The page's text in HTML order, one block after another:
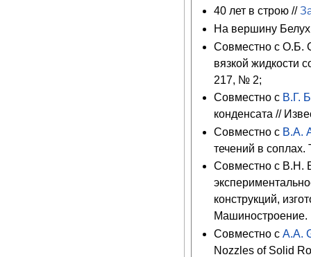
40 лет в строю //
На вершину
Совместно с О.Б.
вязкой жидкости
217, № 2;
Совместно с В.Г.
конденсата //
Совместно с В.А.
течений в соплах.
Совместно с В.Н.
конструкций,
Совместно сA.A.
Nozzles of Solid